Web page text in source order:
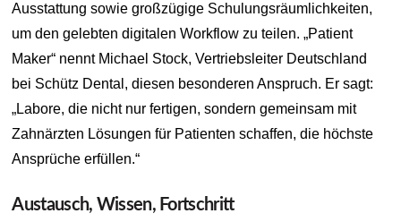
Ausstattung sowie großzügige Schulungsräumlichkeiten,
um den gelebten digitalen Workflow zu teilen. „Patient
Maker“ nennt Michael Stock, Vertriebsleiter Deutschland
bei Schütz Dental, diesen besonderen Anspruch. Er sagt:
„Labore, die nicht nur fertigen, sondern gemeinsam mit
Zahnärzten Lösungen für Patienten schaffen, die höchste
Ansprüche erfüllen.“
Austausch, Wissen, Fortschritt